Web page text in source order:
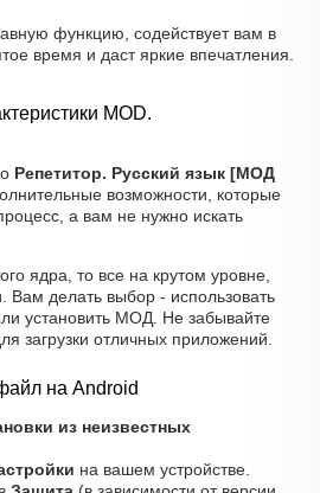
функцию, содействует вам в
время и даст яркие впечатления.
MOD.
Репетитор. Русский язык [МОД
возможности, которые
а вам не нужно искать
ядра, то все на крутом уровне,
Вам делать выбор - использовать
установить МОД. Не забывайте
загрузки отличных приложений.
на Android
из неизвестных
на вашем устройстве.